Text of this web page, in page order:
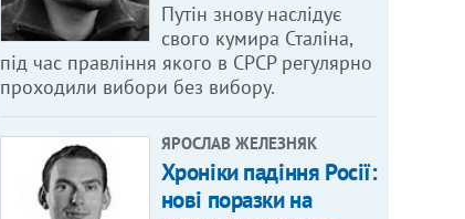
Путін знову наслідує
свого кумира Сталіна,
під час правління якого в СРСР регулярно
проходили вибори без вибору.
ЯРОСЛАВ ЖЕЛЕЗНЯК
Хроніки падіння Росії:
нові поразки на